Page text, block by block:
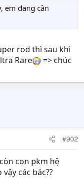
em đang cần
rod thì sau khi
Rare
=> chúc
#902
con pkm hệ
các bác??